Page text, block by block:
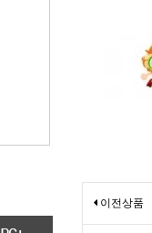
이전상품